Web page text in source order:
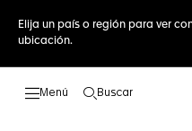
Elija un país o región para ver
ubicación.
Buscar